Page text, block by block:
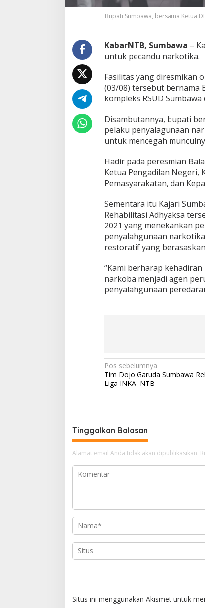
i
N
k
o
b
Bupati Sumbawa, bersama Ketua
KabarNTB, Sumbawa –
untuk pecandu narkotika.
Fasilitas yang diresmikan
(03/08) tersebut bernama
kompleks RSUD
Disambutannya, bupati
pelaku penyalagunaan
untuk mencegah
Hadir pada peresmian
Ketua Pengadilan Negeri,
Pemasyarakatan, dan
Sementara itu Kajari
Rehabilitasi Adhyaksa
2021 yang menekankan
penyalahgunaan
restoratif yang
“Kami berharap
narkoba menjadi agen
penyalahgunaan
N
a
a
s
i
p
s
Pos sebelumnya
Tim Dojo Garuda Sumbawa
Liga INKAI NTB
Tinggalkan Balasan
Alamat email Anda tidak akan dipublikasikan.
Situs ini menggunakan Akismet untuk